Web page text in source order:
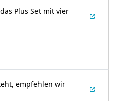
Plus Set mit vier
empfehlen wir